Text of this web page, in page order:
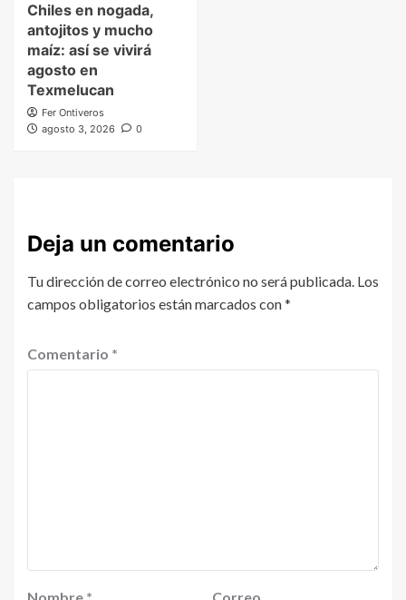
Chiles en nogada,
antojitos y mucho
maíz: así se vivirá
agosto en
Texmelucan
Fer Ontiveros
agosto 3, 2026
0
Deja un comentario
Tu dirección de correo electrónico no será publicada. Los
campos obligatorios están marcados con*
Comentario *